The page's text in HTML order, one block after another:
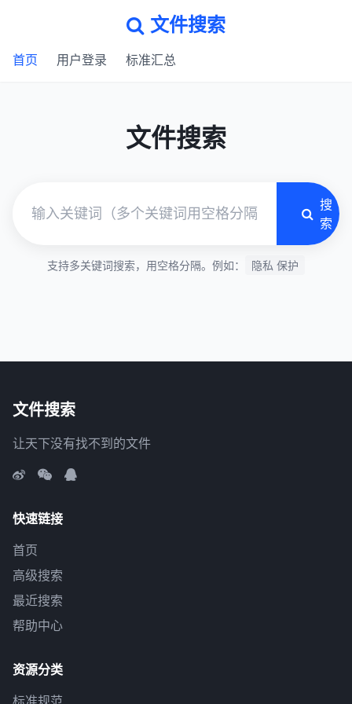
文件搜索
首页 用户登录 标准汇总
文件搜索
搜
索
支持多关键词搜索，用空格分隔。例如： 隐私 保护
文件搜索
让天下没有找不到的文件
快速链接
首页
高级搜索
最近搜索
帮助中心
资源分类
标准规范